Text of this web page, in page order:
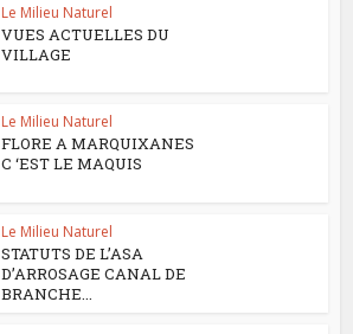
Le Milieu Naturel
VUES ACTUELLES DU
VILLAGE
Le Milieu Naturel
FLORE A MARQUIXANES
C ‘EST LE MAQUIS
Le Milieu Naturel
STATUTS DE L’ASA
D’ARROSAGE CANAL DE
BRANCHE...